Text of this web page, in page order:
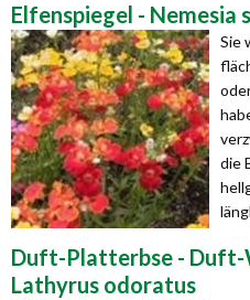
Elfenspiegel - Nemesia
Sie
die
Duft-Platterbse - Duft-
Lathyrus odoratus